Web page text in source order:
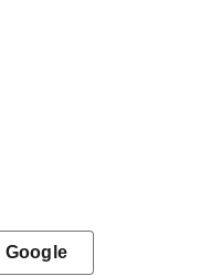
Google